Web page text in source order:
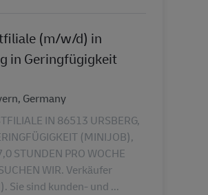
(m/w/d) in
in Geringfügigkeit
Germany
IN 86513 URSBERG,
(MINIJOB),
STUNDEN PRO WOCHE
WIR. Verkäufer
Sie sind kunden- und ...